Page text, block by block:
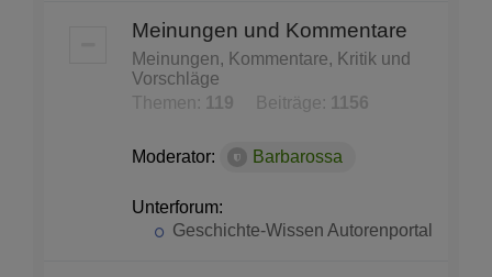
Meinungen und Kommentare
Meinungen, Kommentare, Kritik und
Vorschläge
Themen:
119 Beiträge: 1156
Moderator: Barbarossa
Unterforum:
Geschichte-Wissen Autorenportal